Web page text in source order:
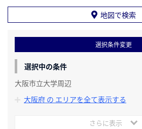
地図で検索
選択条件変更
選択中の条件
大阪市立大学周辺
大阪府 の エリアを全て表示する
さらに表示